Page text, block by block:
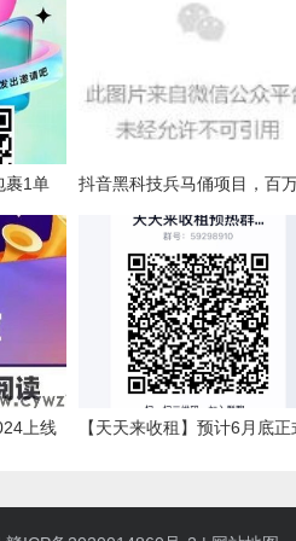
裹1单
手
抖音黑科技兵马俑项目，百
丝博主起号神器，必看，必看
上线
【天天来收租】预计6月底正
式 年度爆款，内测渠道限时